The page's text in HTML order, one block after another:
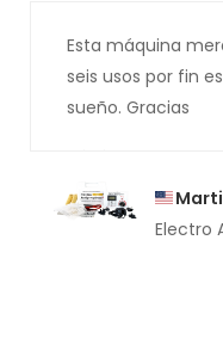
Esta máquina
seis usos por fin
sueño. Gracias
Electro